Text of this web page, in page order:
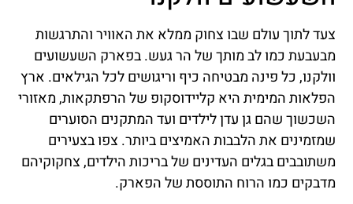
צעד לתוך עולם שבו צחוק ממלא את האוויר והתרגשות
מבעבעת כמו לב מותך של הר געש. בפארק השעשועים
וולקנו, כל פינה מבטיחה כיף וריגושים לכל הגילאים. ארץ
הפלאות המימית היא קליידוסקופ של הרפתקאות, מאזורי
השכשוך שהם גן עדן לילדים ועד המתקנים הסוערים
שמזמינים את הלבבות האמיצים ביותר. צפו בצעירים
משתובבים בגלים העדינים של בריכות הילדים, צחקוקיהם
מדבקים כמו הרוח התוססת של הפארק.